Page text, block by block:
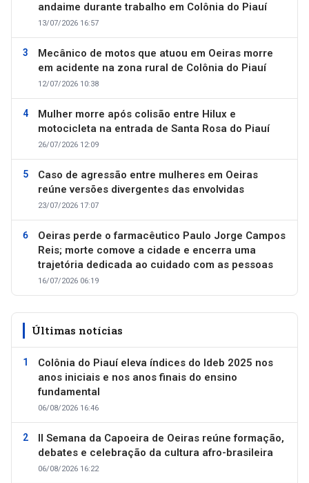
andaime durante trabalho em Colônia do Piauí
13/07/2026 16:57
Mecânico de motos que atuou em Oeiras morre
em acidente na zona rural de Colônia do Piauí
12/07/2026 10:38
Mulher morre após colisão entre Hilux e
motocicleta na entrada de Santa Rosa do Piauí
26/07/2026 12:09
Caso de agressão entre mulheres em Oeiras
reúne versões divergentes das envolvidas
23/07/2026 17:07
Oeiras perde o farmacêutico Paulo Jorge Campos
Reis; morte comove a cidade e encerra uma
trajetória dedicada ao cuidado com as pessoas
16/07/2026 06:19
Últimas notícias
Colônia do Piauí eleva índices do Ideb 2025 nos
anos iniciais e nos anos finais do ensino
fundamental
06/08/2026 16:46
II Semana da Capoeira de Oeiras reúne formação,
debates e celebração da cultura afro-brasileira
06/08/2026 16:22